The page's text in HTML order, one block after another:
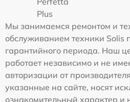
Plus
Мы занимаемся ремонтом и
обслуживанием техники Solis
гарантийного периода. Наш
работает независимо и не
авторизации от
указанные на сайте, носят
ознакомительный характер и